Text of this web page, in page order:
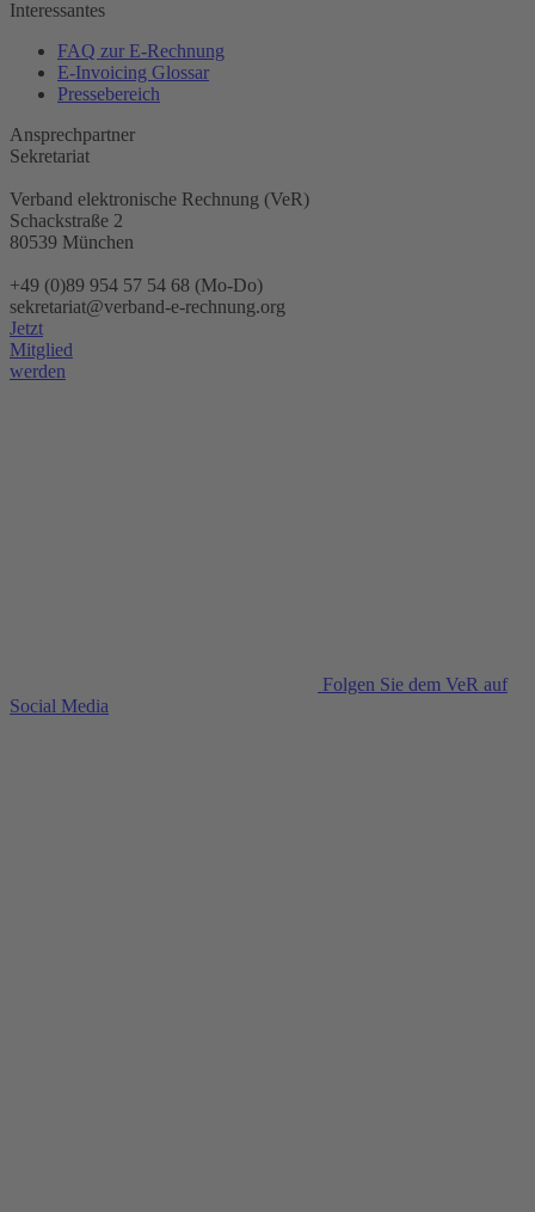
Interessantes
FAQ zur E-Rechnung
E-Invoicing Glossar
Pressebereich
Ansprechpartner
Sekretariat
Verband elektronische Rechnung (VeR)
Schackstraße 2
80539 München
+49 (0)89 954 57 54 68 (Mo-Do)
sekretariat@verband-e-rechnung.org
Jetzt
Mitglied
werden
Folgen Sie dem VeR auf
Social Media